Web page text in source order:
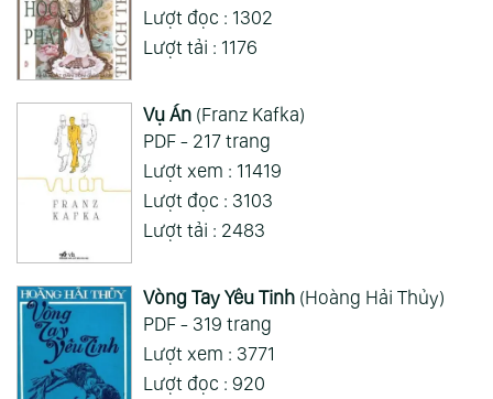
Lượt đọc : 1302
Lượt tải : 1176
Vụ Án(Franz Kafka)
PDF - 217 trang
Lượt xem : 11419
Lượt đọc : 3103
Lượt tải : 2483
Vòng Tay Yêu Tinh(Hoàng Hải Thủy)
PDF - 319 trang
Lượt xem : 3771
Lượt đọc : 920